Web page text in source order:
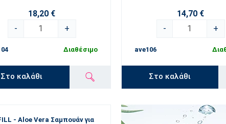
18,20 €
-
+
Διαθέσιμο
Στο καλάθι
14,70 €
-
+
ave106
Στο καλάθι
- Aloe Vera Σαμπουάν για